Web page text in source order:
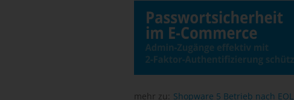
mehr zu: Shopware 5 Betrieb nach EOL